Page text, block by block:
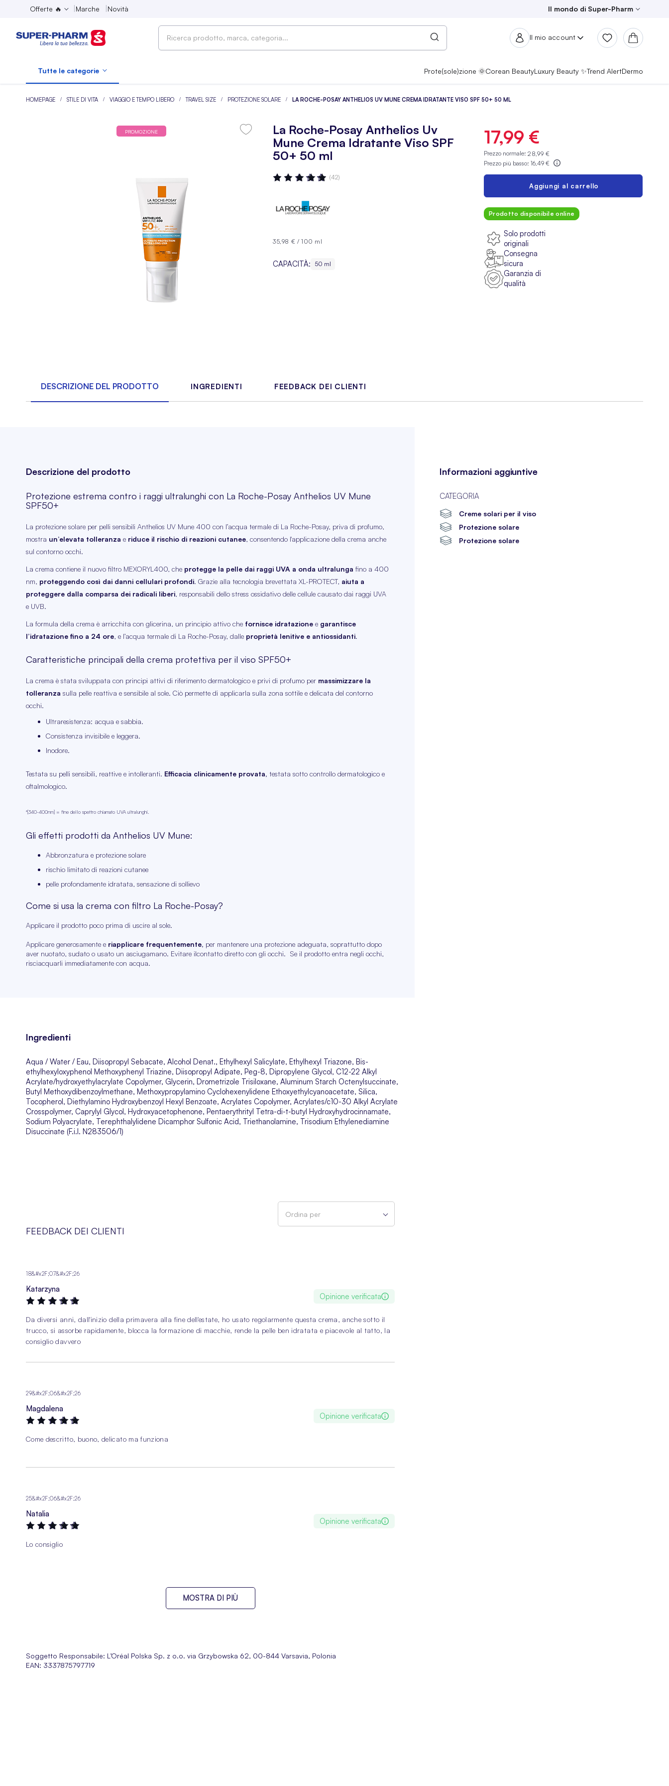
Offerte 🔥 Marche Novità Il mondo di Super-Pharm
Il mio account
Tutte le categorie Prote(sole)zione 🌞Corean BeautyLuxury Beauty ✨Trend AlertDermo
HOMEPAGE STILE DI VITA VIAGGIO E TEMPO LIBERO TRAVEL SIZE PROTEZIONE SOLARE LA ROCHE-POSAY ANTHELIOS UV MUNE CREMA IDRATANTE VISO SPF 50+ 50 ML
PROMOZIONE
La Roche-Posay Anthelios Uv
Mune Crema Idratante Viso SPF
50+ 50 ml
Valutazione: (42)
35,98 € /100 ml
CAPACITÀ: 50 ml
17,99 €
Prezzo normale:28,99 €
Prezzo più basso:16,49 €
Aggiungi al carrello
Prodotto disponibile online
Solo prodotti
originali
Consegna
sicura
Garanzia di
qualità
DESCRIZIONE DEL PRODOTTO INGREDIENTI FEEDBACK DEI CLIENTI
Descrizione del prodotto
Protezione estrema contro i raggi ultralunghi con La Roche-Posay Anthelios UV Mune
SPF50+
La protezione solare per pelli sensibili Anthelios UV Mune 400 con l’acqua termale di La Roche-Posay, priva di profumo,
mostra un’elevata tolleranza e riduce il rischio di reazioni cutanee, consentendo l'applicazione della crema anche
sul contorno occhi.
La crema contiene il nuovo filtro MEXORYL400, che protegge la pelle dai raggi UVA a onda ultralunga fino a 400
nm, proteggendo così dai danni cellulari profondi. Grazie alla tecnologia brevettata XL-PROTECT, aiuta a
proteggere dalla comparsa dei radicali liberi, responsabili dello stress ossidativo delle cellule causato dai raggi UVA
e UVB.
La formula della crema è arricchita con glicerina, un principio attivo che fornisce idratazione e garantisce
l’idratazione fino a 24 ore, e l’acqua termale di La Roche-Posay, dalle proprietà lenitive e antiossidanti.
Caratteristiche principali della crema protettiva per il viso SPF50+
La crema è stata sviluppata con principi attivi di riferimento dermatologico e privi di profumo per massimizzare la
tolleranza sulla pelle reattiva e sensibile al sole. Ciò permette di applicarla sulla zona sottile e delicata del contorno
occhi.
Ultraresistenza: acqua e sabbia.
Consistenza invisibile e leggera.
Inodore.
Testata su pelli sensibili, reattive e intolleranti. Efficacia clinicamente provata, testata sotto controllo dermatologico e
oftalmologico.
*[340-400nm] = fine dello spettro chiamato UVA ultralunghi.
Gli effetti prodotti da Anthelios UV Mune:
Abbronzatura e protezione solare
rischio limitato di reazioni cutanee
pelle profondamente idratata, sensazione di sollievo
Come si usa la crema con filtro La Roche-Posay?
Applicare il prodotto poco prima di uscire al sole.
Applicare generosamente e riapplicare frequentemente, per mantenere una protezione adeguata, soprattutto dopo
aver nuotato, sudato o usato un asciugamano. Evitare ilcontatto diretto con gli occhi. Se il prodotto entra negli occhi,
risciacquarli immediatamente con acqua.
Informazioni aggiuntive
CATEGORIA
Creme solari per il viso
Protezione solare
Protezione solare
Ingredienti
Aqua / Water / Eau, Diisopropyl Sebacate, Alcohol Denat., Ethylhexyl Salicylate, Ethylhexyl Triazone, Bis-
ethylhexyloxyphenol Methoxyphenyl Triazine, Diisopropyl Adipate, Peg-8, Dipropylene Glycol, C12-22 Alkyl
Acrylate/hydroxyethylacrylate Copolymer, Glycerin, Drometrizole Trisiloxane, Aluminum Starch Octenylsuccinate,
Butyl Methoxydibenzoylmethane, Methoxypropylamino Cyclohexenylidene Ethoxyethylcyanoacetate, Silica,
Tocopherol, Diethylamino Hydroxybenzoyl Hexyl Benzoate, Acrylates Copolymer, Acrylates/c10-30 Alkyl Acrylate
Crosspolymer, Caprylyl Glycol, Hydroxyacetophenone, Pentaerythrityl Tetra-di-t-butyl Hydroxyhydrocinnamate,
Sodium Polyacrylate, Terephthalylidene Dicamphor Sulfonic Acid, Triethanolamine, Trisodium Ethylenediamine
Disuccinate (F.i.l. N283506/1)
FEEDBACK DEI CLIENTI
Ordina per
18&#x2F;07&#x2F;26
Katarzyna
Opinione verificata
Da diversi anni, dall'inizio della primavera alla fine dell'estate, ho usato regolarmente questa crema, anche sotto il
trucco, si assorbe rapidamente, blocca la formazione di macchie, rende la pelle ben idratata e piacevole al tatto, la
consiglio davvero
29&#x2F;06&#x2F;26
Magdalena
Opinione verificata
Come descritto, buono, delicato ma funziona
25&#x2F;06&#x2F;26
Natalia
Opinione verificata
Lo consiglio
MOSTRA DI PIÙ
Soggetto Responsabile: L’Oréal Polska Sp. z o.o. via Grzybowska 62, 00-844 Varsavia, Polonia
EAN: 3337875797719